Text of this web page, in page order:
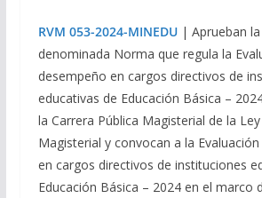
RVM 053-2024-MINEDU | Aprueban
denominada Norma que regula la
desempeño en cargos directivos de
educativas de Educación Básica –
la Carrera Pública Magisterial de la
Magisterial y convocan a la
en cargos directivos de instituciones
Educación Básica – 2024 en el marco